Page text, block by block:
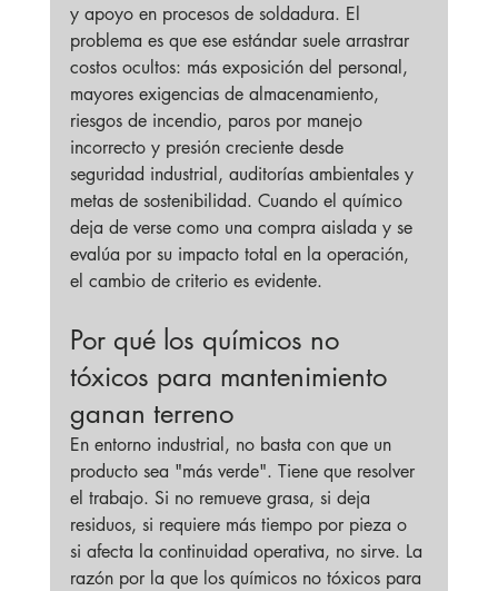
y apoyo en procesos de soldadura. El
problema es que ese estándar suele arrastrar
costos ocultos: más exposición del personal,
mayores exigencias de almacenamiento,
riesgos de incendio, paros por manejo
incorrecto y presión creciente desde
seguridad industrial, auditorías ambientales y
metas de sostenibilidad. Cuando el químico
deja de verse como una compra aislada y se
evalúa por su impacto total en la operación,
el cambio de criterio es evidente.
Por qué los químicos no
tóxicos para mantenimiento
ganan terreno
En entorno industrial, no basta con que un
producto sea "más verde". Tiene que resolver
el trabajo. Si no remueve grasa, si deja
residuos, si requiere más tiempo por pieza o
si afecta la continuidad operativa, no sirve. La
razón por la que los químicos no tóxicos para